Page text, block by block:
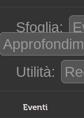
Sfoglia:
Utilità:
Eventi